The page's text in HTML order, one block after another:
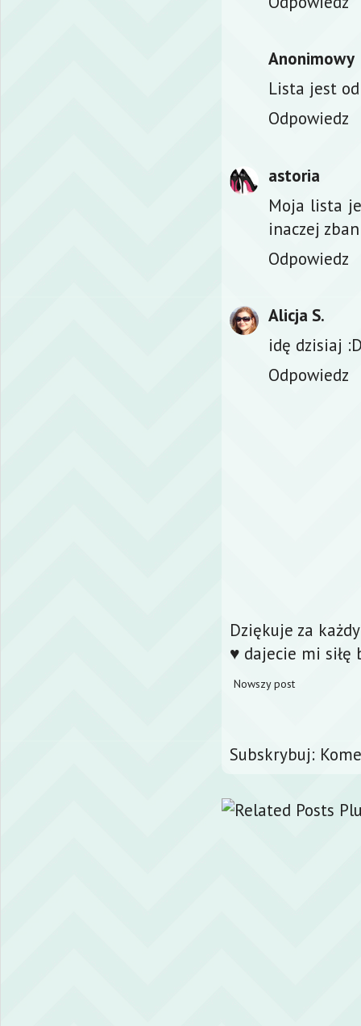
Anonimowy
Lista jest
Odpowiedz
astoria
Moja lista
inaczej
Odpowiedz
Alicja S.
idę dzisiaj
Odpowiedz
Dziękuje za
♥ dajecie mi siłę
Nowszy post
Subskrybuj: